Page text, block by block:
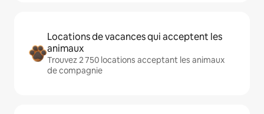
Locations de vacances qui acceptent les
animaux
Trouvez 2 750 locations acceptant les animaux
de compagnie